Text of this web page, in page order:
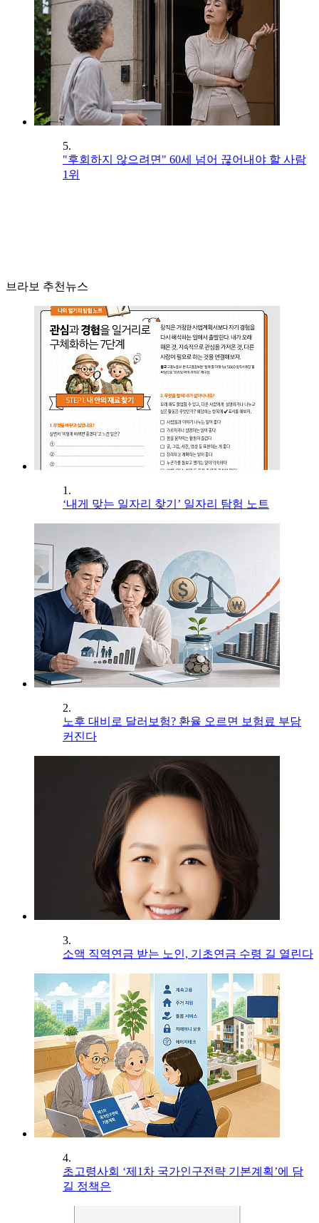
5.
"후회하지 않으려면" 60세 넘어 끊어내야 할 사람
1위
브라보 추천뉴스
1.
‘내게 맞는 일자리 찾기’ 일자리 탐험 노트
2.
노후 대비로 달러보험? 환율 오르면 보험료 부담
커진다
3.
소액 직역연금 받는 노인, 기초연금 수령 길 열린다
4.
초고령사회 ‘제1차 국가인구전략 기본계획’에 담
길 정책은